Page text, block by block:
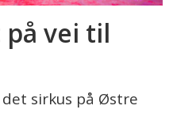
vei til
sirkus på Østre